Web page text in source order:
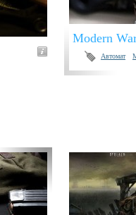
Modern
Автомат